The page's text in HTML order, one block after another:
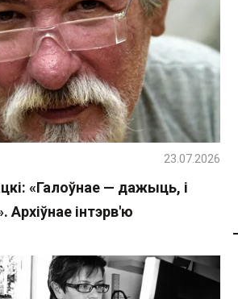
«Галоўнае — дажыць, і
інтэрв'ю
23.07.2026